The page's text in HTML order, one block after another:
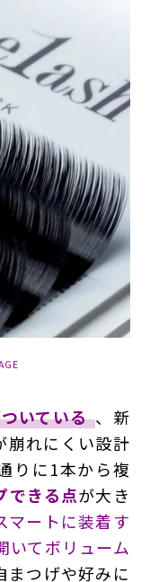
いている 、新
崩れにくい設計
りに1本から複
できる点が大き
マートに装着す
いてボリューム
まつげや好みに